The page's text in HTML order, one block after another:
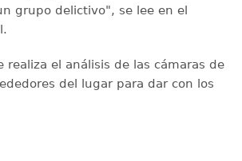
grupo delictivo", se lee en el
realiza el análisis de las cámaras de
del lugar para dar con los